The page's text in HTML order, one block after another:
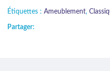
Étiquettes : Ameublement,
Partager: